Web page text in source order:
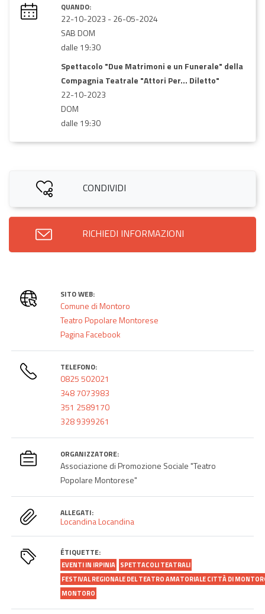
QUANDO:
22-10-2023 -26-05-2024
SAB DOM
dalle 19:30
Spettacolo "Due Matrimoni e un Funerale" della
Compagnia Teatrale "Attori Per… Diletto"
22-10-2023
DOM
dalle 19:30
CONDIVIDI
RICHIEDI INFORMAZIONI
SITO WEB:
Comune di Montoro
Teatro Popolare Montorese
Pagina Facebook
TELEFONO:
0825 502021
348 7073983
351 2589170
328 9399261
ORGANIZZATORE:
Associazione di Promozione Sociale "Teatro
Popolare Montorese"
ALLEGATI:
LocandinaLocandina
ÉTIQUETTE:
EVENTI IN IRPINIA SPETTACOLI TEATRALI
FESTIVAL REGIONALE DEL TEATRO AMATORIALE CITTÀ DI
MONTORO